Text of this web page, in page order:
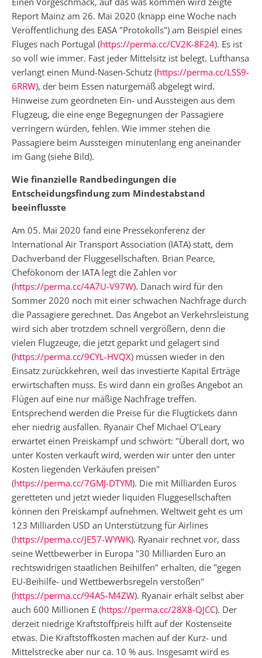
Report Mainz am 26. Mai 2020 (knapp eine Woche nach
Veröffentlichung des EASA "Protokolls") am Beispiel eines
Fluges nach Portugal (https://perma.cc/CV2K-8F24). Es ist
so voll wie immer. Fast jeder Mittelsitz ist belegt. Lufthansa
verlangt einen Mund-Nasen-Schutz (https://perma.cc/LSS9-
6RRW), der beim Essen naturgemäß abgelegt wird.
Hinweise zum geordneten Ein- und Aussteigen aus dem
Flugzeug, die eine enge Begegnungen der Passagiere
verringern würden, fehlen. Wie immer stehen die
Passagiere beim Aussteigen minutenlang eng aneinander
im Gang (siehe Bild).
Wie finanzielle Randbedingungen die
Entscheidungsfindung zum Mindestabstand
beeinflusste
Am 05. Mai 2020 fand eine Pressekonferenz der
International Air Transport Association (IATA) statt, dem
Dachverband der Fluggesellschaften. Brian Pearce,
Chefökonom der IATA legt die Zahlen vor
(https://perma.cc/4A7U-V97W). Danach wird für den
Sommer 2020 noch mit einer schwachen Nachfrage durch
die Passagiere gerechnet. Das Angebot an Verkehrsleistung
wird sich aber trotzdem schnell vergrößern, denn die
vielen Flugzeuge, die jetzt geparkt und gelagert sind
(https://perma.cc/9CYL-HVQX) müssen wieder in den
Einsatz zurückkehren, weil das investierte Kapital Erträge
erwirtschaften muss. Es wird dann ein großes Angebot an
Flügen auf eine nur mäßige Nachfrage treffen.
Entsprechend werden die Preise für die Flugtickets dann
eher niedrig ausfallen. Ryanair Chef Michael O’Leary
erwartet einen Preiskampf und schwört: "Überall dort, wo
unter Kosten verkauft wird, werden wir unter den unter
Kosten liegenden Verkäufen preisen"
(https://perma.cc/7GMJ-DTYM). Die mit Milliarden Euros
geretteten und jetzt wieder liquiden Fluggesellschaften
können den Preiskampf aufnehmen. Weltweit geht es um
123 Milliarden USD an Unterstützung für Airlines
(https://perma.cc/JE57-WYWK). Ryanair rechnet vor, dass
seine Wettbewerber in Europa "30 Milliarden Euro an
rechtswidrigen staatlichen Beihilfen" erhalten, die "gegen
EU-Beihilfe- und Wettbewerbsregeln verstoßen"
(https://perma.cc/94A5-M4ZW). Ryanair erhält selbst aber
auch 600 Millionen £ (https://perma.cc/28X8-QJCC). Der
derzeit niedrige Kraftstoffpreis hilft auf der Kostenseite
etwas. Die Kraftstoffkosten machen auf der Kurz- und
Mittelstrecke aber nur ca. 10 % aus. Insgesamt wird es